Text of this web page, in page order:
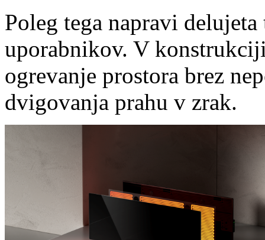
Poleg tega napravi
uporabnikov. V
ogrevanje prostora brez
dvigovanja prahu v zrak.